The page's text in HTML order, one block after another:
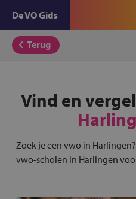
De VO Gids
Terug
Vind en
Zoek je een vwo in
vwo-scholen in Harlingen